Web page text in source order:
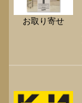
お取り寄せ